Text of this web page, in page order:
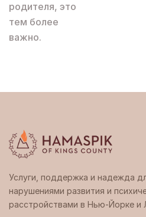
родителя, это
тем более
важно.
Услуги, поддержка и надежда
нарушениями развития и
расстройствами в Нью-Йорке и